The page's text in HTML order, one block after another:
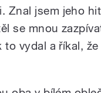
Znal jsem jeho
se mnou
vydal a říkal,